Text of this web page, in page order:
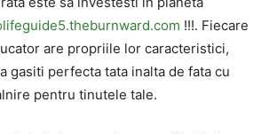
!!!. Fiecare
are propriile lor caracteristici,
gasiti perfecta tata inalta de fata cu
pentru tinutele tale.